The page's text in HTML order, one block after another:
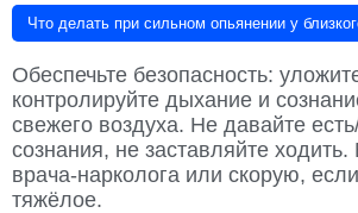
Что делать при сильном опьянении у
Обеспечьте безопасность:
контролируйте дыхание и
свежего воздуха. Не давайте
сознания, не заставляйте
врача-нарколога или скорую,
тяжёлое.